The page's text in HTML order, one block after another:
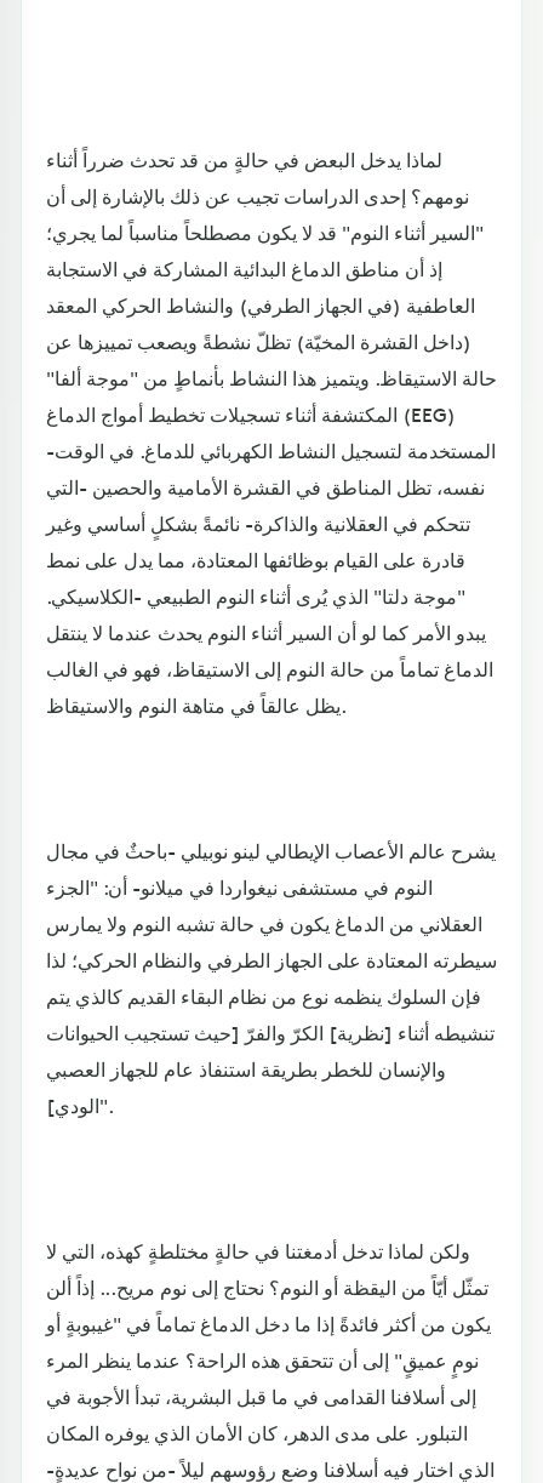
لماذا يدخل البعض في حالةٍ من قد تحدث ضرراً أثناء
نومهم؟ إحدى الدراسات تجيب عن ذلك بالإشارة إلى أن
"السير أثناء النوم" قد لا يكون مصطلحاً مناسباً لما يجري؛
إذ أن مناطق الدماغ البدائية المشاركة في الاستجابة
العاطفية (في الجهاز الطرفي) والنشاط الحركي المعقد
(داخل القشرة المخيّة) تظلّ نشطةً ويصعب تمييزها عن
حالة الاستيقاظ. ويتميز هذا النشاط بأنماطٍ من "موجة ألفا"
المكتشفة أثناء تسجيلات تخطيط أمواج الدماغ (EEG)
-المستخدمة لتسجيل النشاط الكهربائي للدماغ. في الوقت
نفسه، تظل المناطق في القشرة الأمامية والحصين -التي
تتحكم في العقلانية والذاكرة- نائمةً بشكلٍ أساسي وغير
قادرة على القيام بوظائفها المعتادة، مما يدل على نمط
"موجة دلتا" الذي يُرى أثناء النوم الطبيعي -الكلاسيكي.
يبدو الأمر كما لو أن السير أثناء النوم يحدث عندما لا ينتقل
الدماغ تماماً من حالة النوم إلى الاستيقاظ، فهو في الغالب
يظل عالقاً في متاهة النوم والاستيقاظ.
يشرح عالم الأعصاب الإيطالي لينو نوبيلي -باحثٌ في مجال
النوم في مستشفى نيغواردا في ميلانو- أن: "الجزء
العقلاني من الدماغ يكون في حالة تشبه النوم ولا يمارس
سيطرته المعتادة على الجهاز الطرفي والنظام الحركي؛ لذا
فإن السلوك ينظمه نوع من نظام البقاء القديم كالذي يتم
تنشيطه أثناء [نظرية] الكرّ والفرّ [حيث تستجيب الحيوانات
والإنسان للخطر بطريقة استنفاذ عام للجهاز العصبي
الودي]".
ولكن لماذا تدخل أدمغتنا في حالةٍ مختلطةٍ كهذه، التي لا
تمثّل أيّاً من اليقظة أو النوم؟ نحتاج إلى نوم مريح... إذاً ألن
يكون من أكثر فائدةً إذا ما دخل الدماغ تماماً في "غيبوبةٍ أو
نومٍ عميقٍ" إلى أن تتحقق هذه الراحة؟ عندما ينظر المرء
إلى أسلافنا القدامى في ما قبل البشرية، تبدأ الأجوبة في
التبلور. على مدى الدهر، كان الأمان الذي يوفره المكان
الذي اختار فيه أسلافنا وضع رؤوسهم ليلاً -من نواحٍ عديدةٍ-